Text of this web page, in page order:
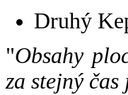
Druhý
"Obsahy
za stejný čas